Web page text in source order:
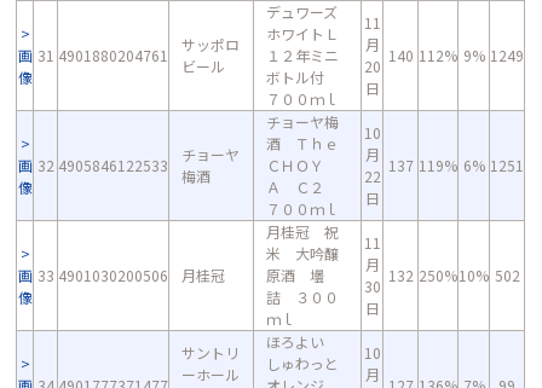
画
像
31 4901880204761
サッポロ
ビール
デュワーズ
ホワイトＬ
１２年ミニ
ボトル付
７００ｍｌ
11
月
20
日
140 112% 9% 1249
画
像
32 4905846122533
チョーヤ
梅酒
チョーヤ梅
酒 Ｔｈｅ
ＣＨＯＹ
Ａ Ｃ２
７００ｍｌ
10
月
22
日
137 119% 6% 1251
画
像
33 4901030200506 月桂冠
月桂冠 祝
米 大吟醸
原酒 壜
詰 ３００
ｍｌ
11
月
30
日
132 250%10% 502
サントリ
ーホール
ほろよい
しゅわっと
10
月